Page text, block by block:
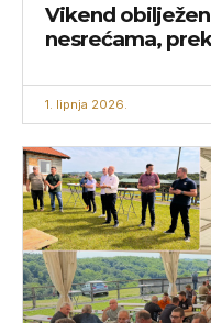
Vikend
nesrećama,
1. lipnja 2026.